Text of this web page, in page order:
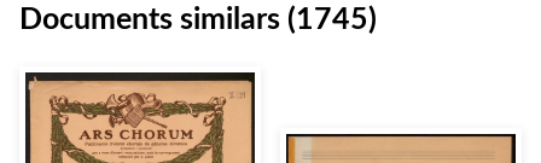
Documents similars (1745)